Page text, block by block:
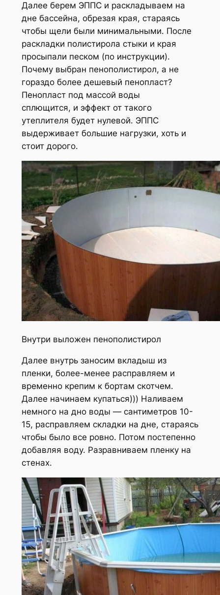
Далее берем ЭППС и раскладываем на
дне бассейна, обрезая края, стараясь
чтобы щели были минимальными. После
раскладки полистирола стыки и края
просыпали песком (по инструкции).
Почему выбран пенополистирол, а не
гораздо более дешевый пенопласт?
Пенопласт под массой воды
сплющится, и эффект от такого
утеплителя будет нулевой. ЭППС
выдерживает большие нагрузки, хоть и
стоит дорого.
Внутри выложен пенополистирол
Далее внутрь заносим вкладыш из
пленки, более-менее расправляем и
временно крепим к бортам скотчем.
Далее начинаем купаться))) Наливаем
немного на дно воды — сантиметров 10-
15, расправляем складки на дне, стараясь
чтобы было все ровно. Потом постепенно
добавляя воду. Разравниваем пленку на
стенах.